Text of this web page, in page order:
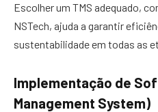
Escolher um TMS adequado,
NSTech, ajuda a garantir
sustentabilidade em todas as
Implementação de
Management System)